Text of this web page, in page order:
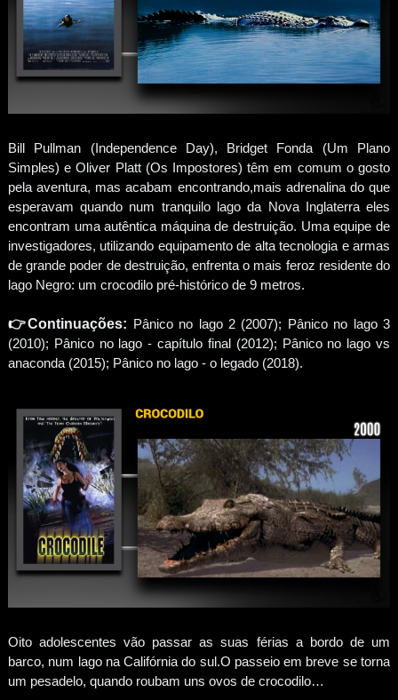
Bill Pullman (Independence Day), Bridget Fonda (Um Plano
Simples) e Oliver Platt (Os Impostores) têm em comum o gosto
pela aventura, mas acabam encontrando,mais adrenalina do que
esperavam quando num tranquilo lago da Nova Inglaterra eles
encontram uma autêntica máquina de destruição. Uma equipe de
investigadores, utilizando equipamento de alta tecnologia e armas
de grande poder de destruição, enfrenta o mais feroz residente do
lago Negro: um crocodilo pré-histórico de 9 metros.
👉Continuações: Pânico no lago 2 (2007); Pânico no lago 3
(2010); Pânico no lago - capítulo final (2012); Pânico no lago vs
anaconda (2015); Pânico no lago - o legado (2018).
Oito adolescentes vão passar as suas férias a bordo de um
barco, num lago na Califórnia do sul.O passeio em breve se torna
um pesadelo, quando roubam uns ovos de crocodilo…